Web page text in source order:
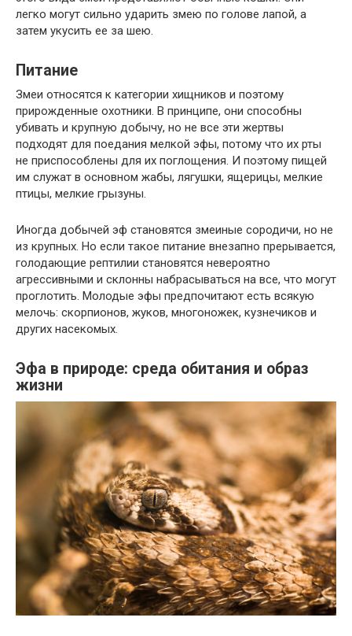
легко могут сильно ударить змею по голове лапой, а
затем укусить ее за шею.
Питание
Змеи относятся к категории хищников и поэтому
прирожденные охотники. В принципе, они способны
убивать и крупную добычу, но не все эти жертвы
подходят для поедания мелкой эфы, потому что их рты
не приспособлены для их поглощения. И поэтому пищей
им служат в основном жабы, лягушки, ящерицы, мелкие
птицы, мелкие грызуны.
Иногда добычей эф становятся змеиные сородичи, но не
из крупных. Но если такое питание внезапно прерывается,
голодающие рептилии становятся невероятно
агрессивными и склонны набрасываться на все, что могут
проглотить. Молодые эфы предпочитают есть всякую
мелочь: скорпионов, жуков, многоножек, кузнечиков и
других насекомых.
Эфа в природе: среда обитания и образ
жизни